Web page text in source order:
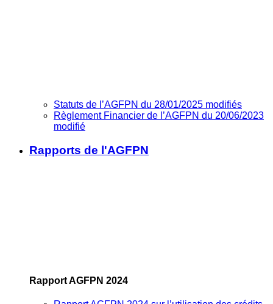
Statuts de l’AGFPN du 28/01/2025 modifiés
Règlement Financier de l’AGFPN du 20/06/2023
modifié
Rapports de l'AGFPN
Rapport AGFPN 2024